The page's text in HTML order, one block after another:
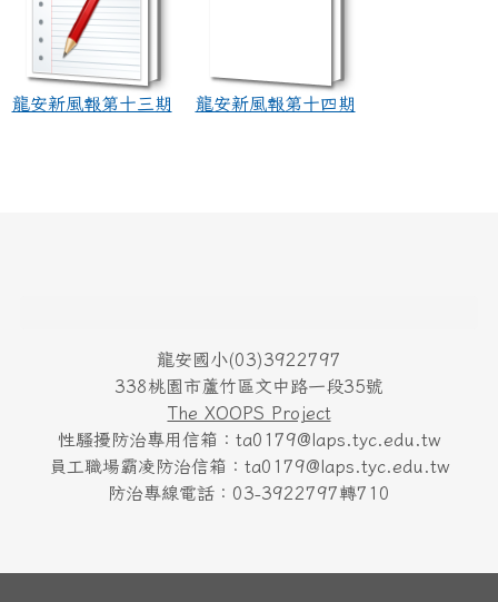
龍安新風報第十三期 龍安新風報第十四期
龍安國小(03)3922797
338桃園市蘆竹區文中路一段35號
The XOOPS Project
性騷擾防治專用信箱：ta0179@laps.tyc.edu.tw
員工職場霸凌防治信箱：ta0179@laps.tyc.edu.tw
防治專線電話：03-3922797轉710